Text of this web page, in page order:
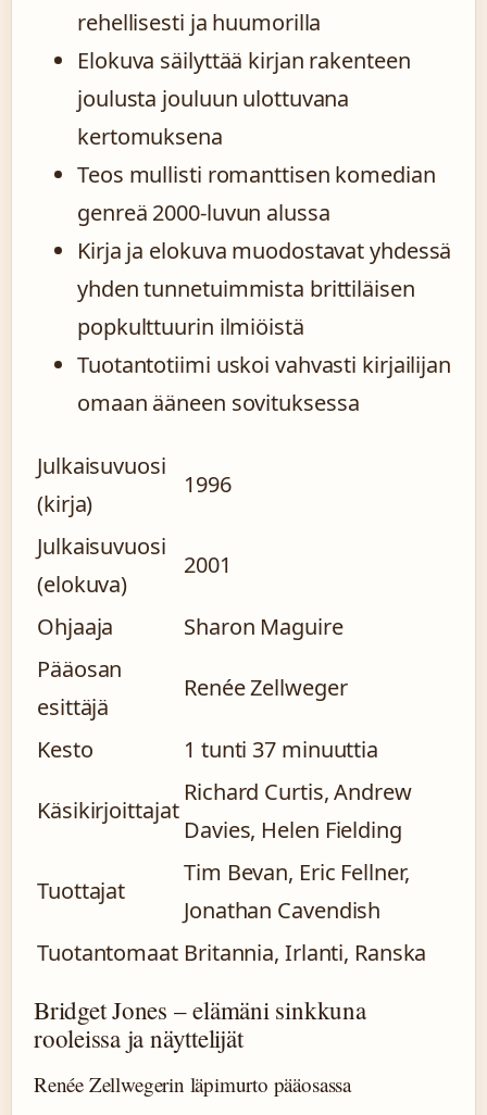
rehellisesti ja huumorilla
Elokuva säilyttää kirjan rakenteen
joulusta jouluun ulottuvana
kertomuksena
Teos mullisti romanttisen komedian
genreä 2000-luvun alussa
Kirja ja elokuva muodostavat yhdessä
yhden tunnetuimmista brittiläisen
popkulttuurin ilmiöistä
Tuotantotiimi uskoi vahvasti kirjailijan
omaan ääneen sovituksessa
Julkaisuvuosi
(kirja)
1996
Julkaisuvuosi
(elokuva)
2001
Ohjaaja
Sharon Maguire
Pääosan
esittäjä
Renée Zellweger
Kesto 1 tunti 37 minuuttia
Käsikirjoittajat
Richard Curtis, Andrew
Davies, Helen Fielding
Tuottajat
Tim Bevan, Eric Fellner,
Jonathan Cavendish
Tuotantomaat Britannia, Irlanti, Ranska
Bridget Jones – elämäni sinkkuna
rooleissa ja näyttelijät
Renée Zellwegerin läpimurto pääosassa